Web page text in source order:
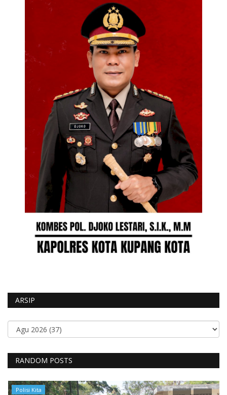
ARSIP
RANDOM POSTS
Polisi Kita